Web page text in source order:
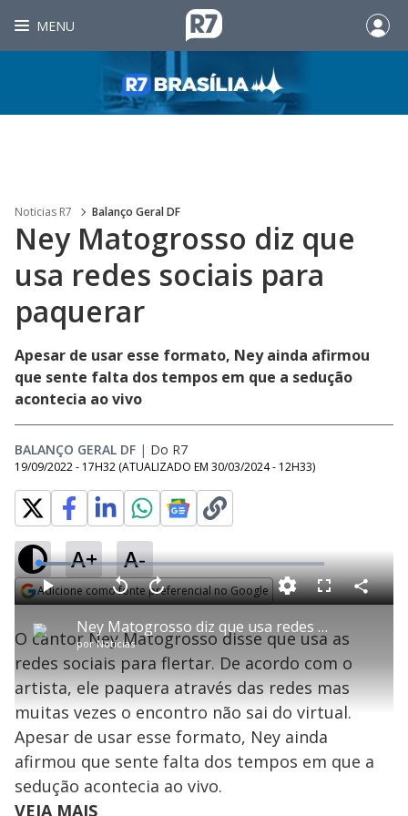
MENU
Noticias R7 Balanço Geral DF
Ney Matogrosso diz que
usa redes sociais para
paquerar
Apesar de usar esse formato, Ney ainda afirmou
que sente falta dos tempos em que a sedução
acontecia ao vivo
BALANÇO GERAL DF | Do R7
19/09/2022 - 17H32 (ATUALIZADO EM 30/03/2024 - 12H33)
A+ A-
Adicione como fonte preferencial no Google
P
l
a
y
Ney Matogrosso diz que usa redes sociais para paquerar
porNotícias
P V
t
a
r
0
s
e
g
n
d
s
A
n
ç
a
1
s
e
u
n
o
s
M
L
o
a
d
e
1
.
5
6
F
l
s
c
e
n
C
o
O cantor Ney Matogrosso disse que usa as
redes sociais para flertar. De acordo com o
artista, ele paquera através das redes mas
muitas vezes o encontro não sai do virtual.
Apesar de usar esse formato, Ney ainda
afirmou que sente falta dos tempos em que a
sedução acontecia ao vivo.
VEJA MAIS